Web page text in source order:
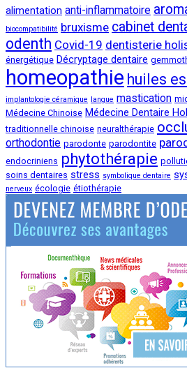
alimentation anti-inflammatoire
biocompatibilité bruxisme cabinet
odenth Covid-19 dentisterie
énergétique Décryptage dentaire
homeopathie huiles
implantologie céramique langue mastication
Médecine Chinoise Médecine Dentaire
traditionnelle chinoise neuralthérapie
orthodontie parodonte parodontite
endocriniens phytothérapie
soins dentaires stress symbolique dentaire
nerveux écologie étiothérapie